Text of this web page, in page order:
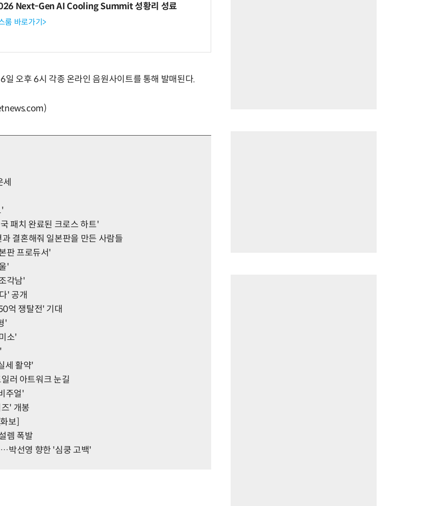
Next-Gen AI Cooling Summit 성황리 성료
룸 바로가기>
오후 6시 각종 온라인 음원사이트를 통해 발매된다.
'
패치 완료된 크로스 하트'
결혼해줘 일본판을 만든 사람들
판 프로듀서'
'
각남'
' 공개
억 쟁탈전' 기대
'
소'
세 활약'
러 아트워크 눈길
주얼'
' 개봉
보]
렘 폭발
박선영 향한 '심쿵 고백'